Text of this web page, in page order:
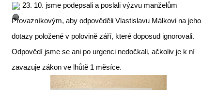
23. 10. jsme podepsali a poslali výzvu manželům
Provazníkovým, aby odpověděli Vlastislavu Málkovi na jeho
dotazy položené v polovině září, které doposud ignorovali.
Odpovědí jsme se ani po urgenci nedočkali, ačkoliv je k ní
zavazuje zákon ve lhůtě 1 měsíce.